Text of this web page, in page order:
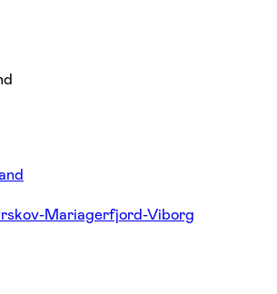
Mariagerfjord-Viborg